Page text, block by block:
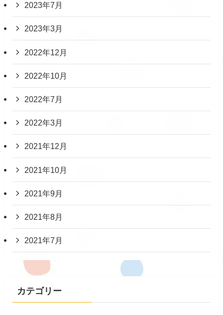
2023年7月
2023年3月
2022年12月
2022年10月
2022年7月
2022年3月
2021年12月
2021年10月
2021年9月
2021年8月
2021年7月
カテゴリー